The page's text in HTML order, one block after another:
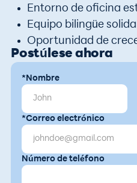
Entorno de oficina
Equipo bilingüe
Oportunidad de
Postúlese ahora
*Nombre
*Correo electrónico
Número de teléfono